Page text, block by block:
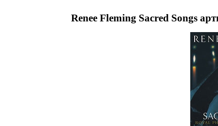
Renee Fleming Saсred Songs